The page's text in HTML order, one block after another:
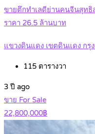
ขายตึกทำเลดีย่านคนจีนสุทธิ
ราคา 26.5 ล้านบาท
แขวงดินแดง เขตดินแดง กรุ
115 ตารางวา
3 ปี ago
ขาย For Sale
22,800,000฿